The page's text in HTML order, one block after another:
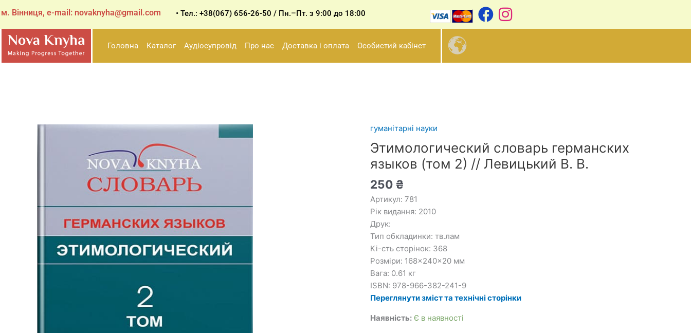
до
вмісту
м. Вінниця, e-mail: novaknyha@gmail.com • Тел.: +38(067) 656-26-50 / Пн.–Пт. з 9:00 до 18:00
Головна Каталог Аудіосупровід Про нас Доставка і оплата Особистий кабінет
гуманітарні науки
Этимологический словарь германских
языков (том 2) // Левицький В. В.
250 ₴
Артикул: 781
Рік видання: 2010
Друк:
Тип обкладинки: тв.лам
Кі-сть сторінок: 368
Розміри: 168×240×20 мм
Вага: 0.61 кг
ISBN: 978-966-382-241-9
Переглянути зміст та технічні сторінки
Наявність: Є в наявності
Этимологический
словарь
германских
языков
(том
2)
//
Левицький
В.
В.
кількість